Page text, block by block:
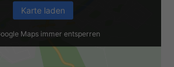
Karte laden
Maps immer entsperren